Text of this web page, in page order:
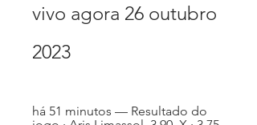
vivo agora 26 outubro
2023
há 51 minutos — Resultado do